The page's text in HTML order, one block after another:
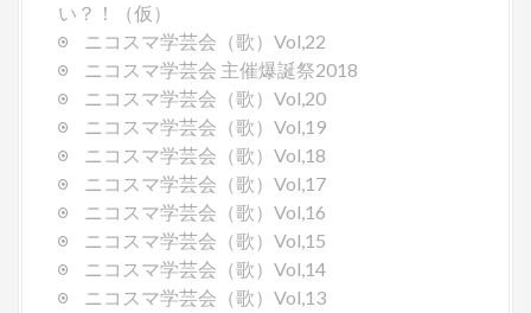
い？！（仮）
ニコスマ学芸会（歌）Vol,22
ニコスマ学芸会 主催爆誕祭2018
ニコスマ学芸会（歌）Vol,20
ニコスマ学芸会（歌）Vol,19
ニコスマ学芸会（歌）Vol,18
ニコスマ学芸会（歌）Vol,17
ニコスマ学芸会（歌）Vol,16
ニコスマ学芸会（歌）Vol,15
ニコスマ学芸会（歌）Vol,14
ニコスマ学芸会（歌）Vol,13